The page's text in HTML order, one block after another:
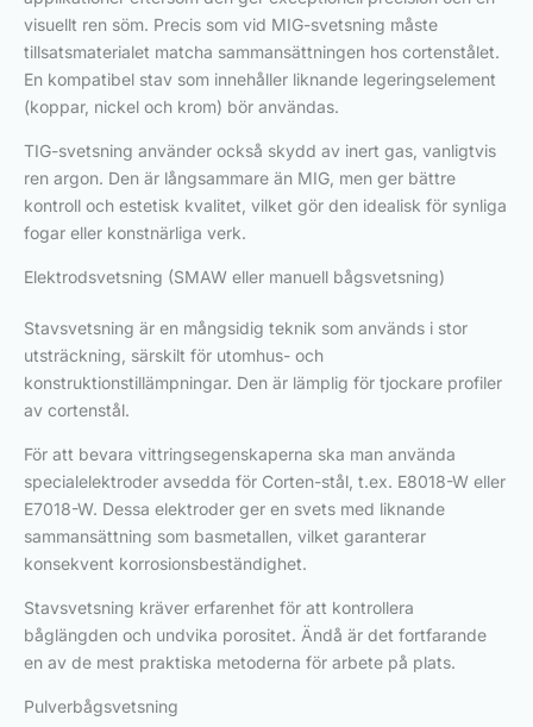
visuellt ren söm. Precis som vid MIG-svetsning måste
tillsatsmaterialet matcha sammansättningen hos cortenstålet.
En kompatibel stav som innehåller liknande legeringselement
(koppar, nickel och krom) bör användas.
TIG-svetsning använder också skydd av inert gas, vanligtvis
ren argon. Den är långsammare än MIG, men ger bättre
kontroll och estetisk kvalitet, vilket gör den idealisk för synliga
fogar eller konstnärliga verk.
Elektrodsvetsning (SMAW eller manuell bågsvetsning)
Stavsvetsning är en mångsidig teknik som används i stor
utsträckning, särskilt för utomhus- och
konstruktionstillämpningar. Den är lämplig för tjockare profiler
av cortenstål.
För att bevara vittringsegenskaperna ska man använda
specialelektroder avsedda för Corten-stål, t.ex. E8018-W eller
E7018-W. Dessa elektroder ger en svets med liknande
sammansättning som basmetallen, vilket garanterar
konsekvent korrosionsbeständighet.
Stavsvetsning kräver erfarenhet för att kontrollera
båglängden och undvika porositet. Ändå är det fortfarande
en av de mest praktiska metoderna för arbete på plats.
Pulverbågsvetsning